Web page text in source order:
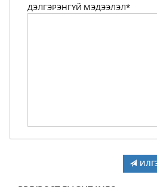
ДЭЛГЭРЭНГҮЙ МЭДЭЭЛЭЛ*